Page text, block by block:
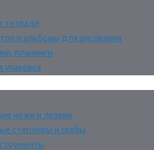
тетради
и альбомы для рисования
планинги
упаковка
ножи и лезвия
степлеры и скобы